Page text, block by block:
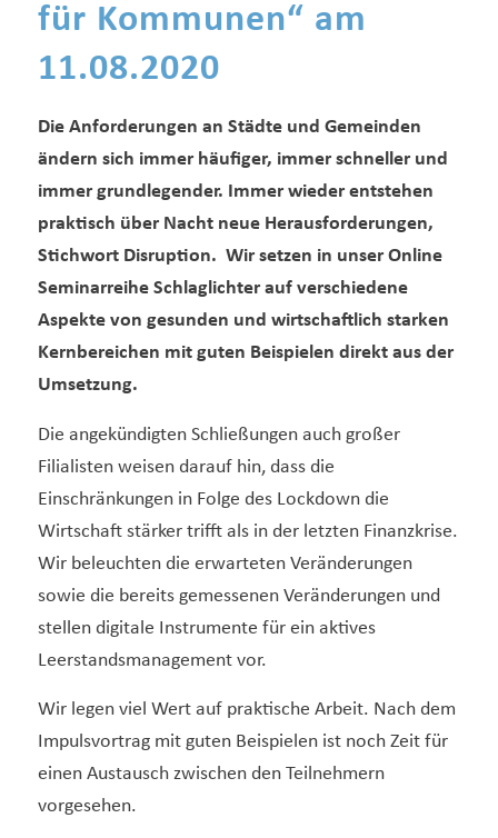
für Kommunen“ am
11.08.2020
Die Anforderungen an Städte und Gemeinden
ändern sich immer häufiger, immer schneller und
immer grundlegender. Immer wieder entstehen
praktisch über Nacht neue Herausforderungen,
Stichwort Disruption. Wir setzen in unser Online
Seminarreihe Schlaglichter auf verschiedene
Aspekte von gesunden und wirtschaftlich starken
Kernbereichen mit guten Beispielen direkt aus der
Umsetzung.
Die angekündigten Schließungen auch großer
Filialisten weisen darauf hin, dass die
Einschränkungen in Folge des Lockdown die
Wirtschaft stärker trifft als in der letzten Finanzkrise.
Wir beleuchten die erwarteten Veränderungen
sowie die bereits gemessenen Veränderungen und
stellen digitale Instrumente für ein aktives
Leerstandsmanagement vor.
Wir legen viel Wert auf praktische Arbeit. Nach dem
Impulsvortrag mit guten Beispielen ist noch Zeit für
einen Austausch zwischen den Teilnehmern
vorgesehen.